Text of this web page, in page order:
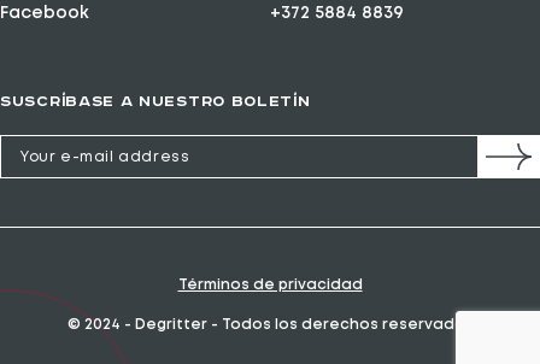
Facebook
+372 5884 8839
SUSCRÍBASE A NUESTRO BOLETÍN
© 2024 - Degritter - Todos los derechos reservados
Términos de privacidad